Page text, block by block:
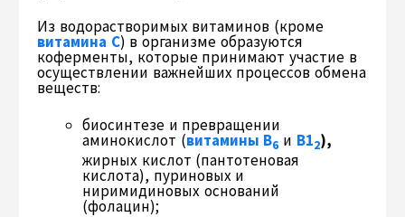
Из водорастворимых витаминов (кроме
витамина С) в организме образуются
коферменты, которые принимают участие в
осуществлении важнейших процессов обмена
веществ:
биосинтезе и превращении
аминокислот (витамины B6 и B12),
жирных кислот (пантотеновая
кислота), пуриновых и
ниримидиновых оснований
(фолацин);